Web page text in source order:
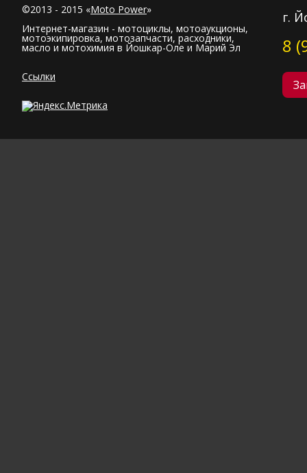
©2013 - 2015 «Moto Power»
Интернет-магазин - мотоциклы, мотоаукционы,
мотоэкипировка, мотозапчасти, расходники,
масло и мотохимия в Йошкар-Оле и Марий Эл
Ссылки
г.
8